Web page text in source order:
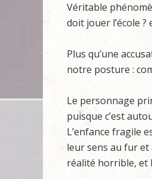
Véritable
doit jouer l’école
Plus qu’une
notre posture :
Le personnage
puisque c’est
L’enfance fragile
leur sens au fur
réalité horrible, et